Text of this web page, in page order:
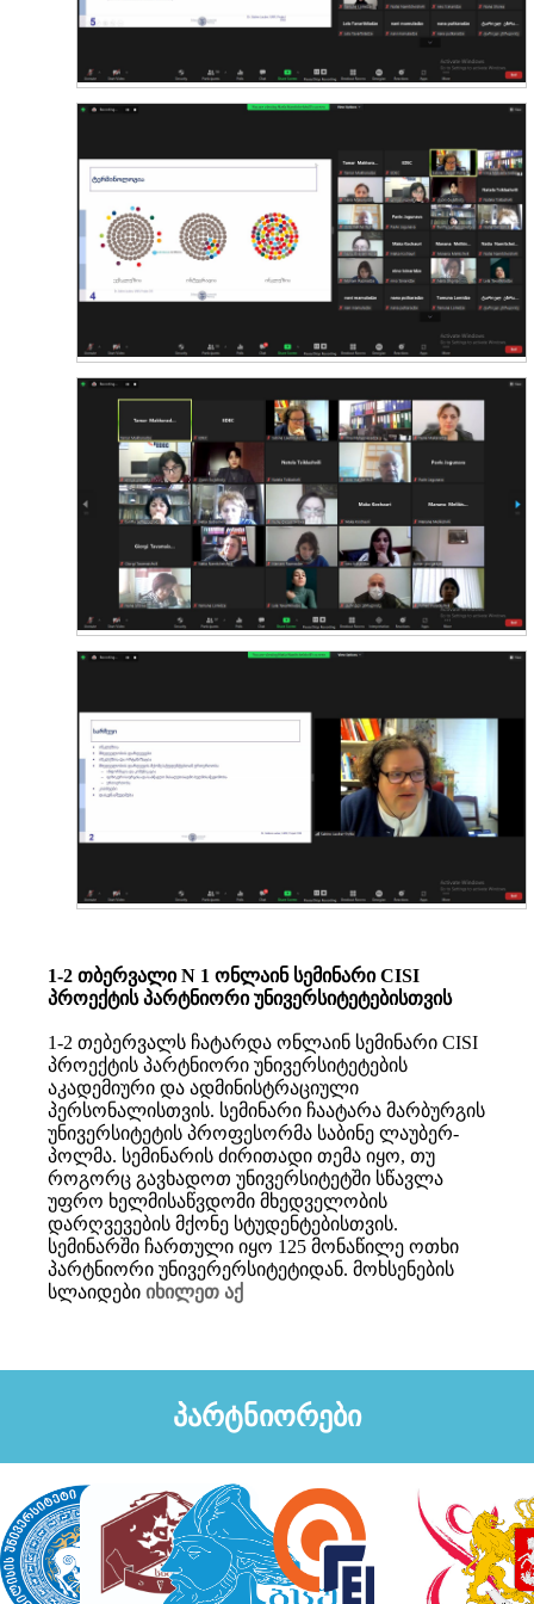
1-2 თბერვალი N 1 ონლაინ სემინარი CISI
პროექტის პარტნიორი უნივერსიტეტებისთვის
1-2 თებერვალს ჩატარდა ონლაინ სემინარი CISI
პროექტის პარტნიორი უნივერსიტეტების
აკადემიური და ადმინისტრაციული
პერსონალისთვის. სემინარი ჩაატარა მარბურგის
უნივერსიტეტის პროფესორმა საბინე ლაუბერ-
პოლმა. სემინარის ძირითადი თემა იყო, თუ
როგორც გავხადოთ უნივერსიტეტში სწავლა
უფრო ხელმისაწვდომი მხედველობის
დარღვევების მქონე სტუდენტებისთვის.
სემინარში ჩართული იყო 125 მონაწილე ოთხი
პარტნიორი უნივერერსიტეტიდან. მოხსენების
სლაიდები იხილეთ აქ
პარტნიორები